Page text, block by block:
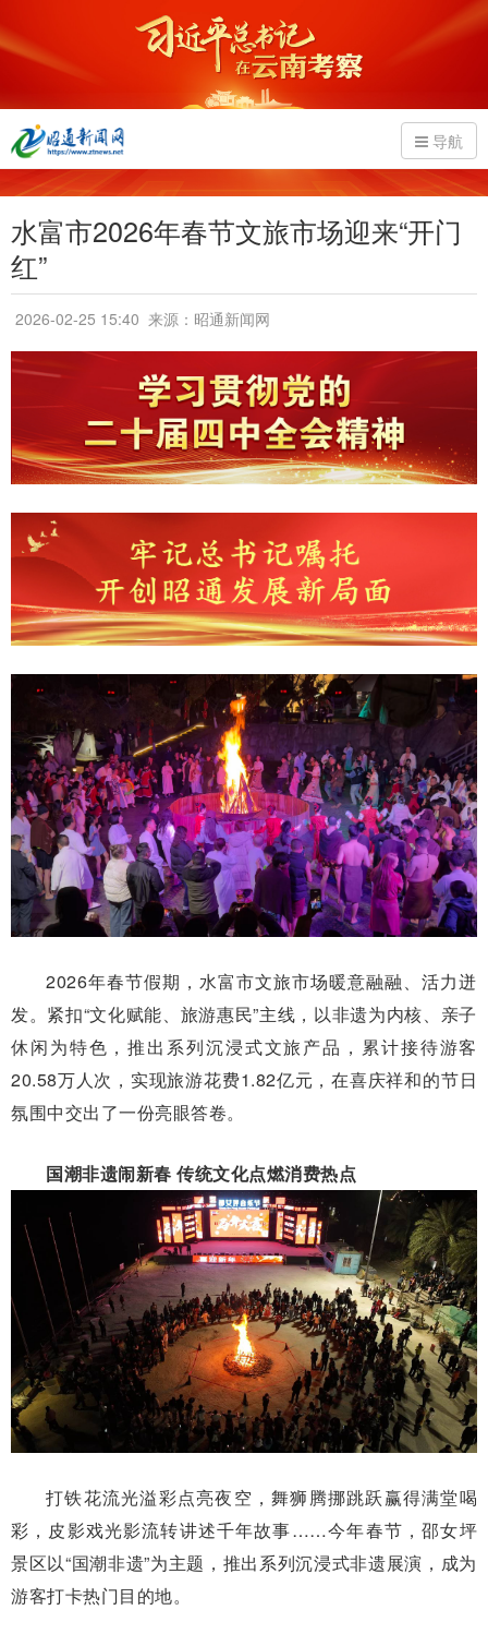
导航
水富市2026年春节文旅市场迎来“开门
红”
2026-02-25 15:40 来源：昭通新闻网
2026年春节假期，水富市文旅市场暖意融融、活力迸
发。紧扣“文化赋能、旅游惠民”主线，以非遗为内核、亲子
休闲为特色，推出系列沉浸式文旅产品，累计接待游客
20.58万人次，实现旅游花费1.82亿元，在喜庆祥和的节日
氛围中交出了一份亮眼答卷。
国潮非遗闹新春 传统文化点燃消费热点
打铁花流光溢彩点亮夜空，舞狮腾挪跳跃赢得满堂喝
彩，皮影戏光影流转讲述千年故事……今年春节，邵女坪
景区以“国潮非遗”为主题，推出系列沉浸式非遗展演，成为
游客打卡热门目的地。